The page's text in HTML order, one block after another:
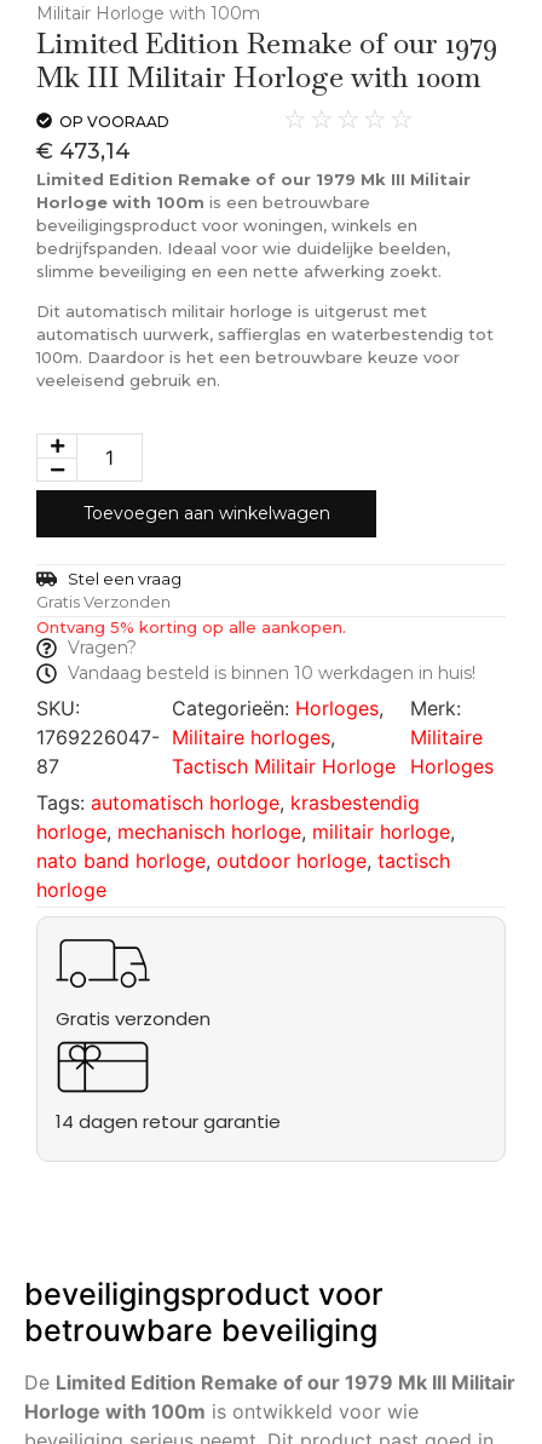
Militair Horloge with 100m
Limited Edition Remake of our 1979
Mk III Militair Horloge with 100m
OP VOORAAD ☆ ☆ ☆ ☆ ☆
€ 473,14
Limited Edition Remake of our 1979 Mk III Militair
Horloge with 100m is een betrouwbare
beveiligingsproduct voor woningen, winkels en
bedrijfspanden. Ideaal voor wie duidelijke beelden,
slimme beveiliging en een nette afwerking zoekt.
Dit automatisch militair horloge is uitgerust met
automatisch uurwerk, saffierglas en waterbestendig tot
100m. Daardoor is het een betrouwbare keuze voor
veeleisend gebruik en.
Toevoegen aan winkelwagen
Stel een vraag
Gratis Verzonden
Ontvang 5% korting op alle aankopen.
Vragen?
Vandaag besteld is binnen 10 werkdagen in huis!
SKU:
1769226047-
87
Categorieën: Horloges,
Militaire horloges,
Tactisch Militair Horloge
Merk:
Militaire
Horloges
Tags: automatisch horloge, krasbestendig
horloge, mechanisch horloge, militair horloge,
nato band horloge, outdoor horloge, tactisch
horloge
Gratis verzonden
14 dagen retour garantie
beveiligingsproduct voor
betrouwbare beveiliging
De Limited Edition Remake of our 1979 Mk III Militair
Horloge with 100m is ontwikkeld voor wie